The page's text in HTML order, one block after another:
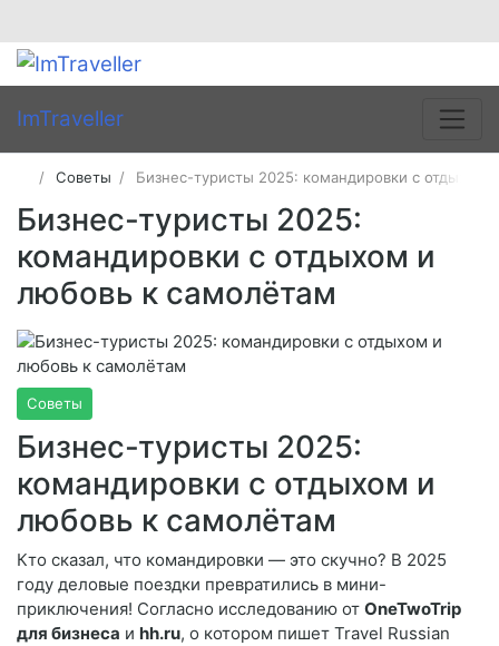
ImTraveller
Советы Бизнес-туристы 2025: командировки с отдыхом
Бизнес-туристы 2025:
командировки с отдыхом и
любовь к самолётам
Советы
Бизнес-туристы 2025:
командировки с отдыхом и
любовь к самолётам
Кто сказал, что командировки — это скучно? В 2025
году деловые поездки превратились в мини-
приключения! Согласно исследованию от OneTwoTrip
для бизнеса и hh.ru, о котором пишет Travel Russian